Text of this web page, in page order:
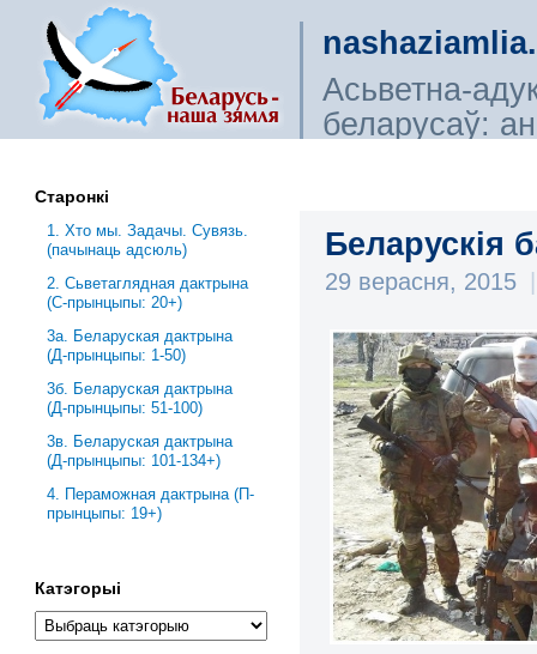
Асьветна-
беларусаў:
Беларускія
29 верасня, 2015 |
Старонкі
1. Хто мы. Задачы. Сувязь.
(пачынаць адсюль)
2. Сьветаглядная дактрына
(С-прынцыпы: 20+)
3a. Беларуская дактрына
(Д-прынцыпы: 1-50)
3б. Беларуская дактрына
(Д-прынцыпы: 51-100)
3в. Беларуская дактрына
(Д-прынцыпы: 101-134+)
4. Пераможная дактрына (П-
прынцыпы: 19+)
Катэгорыі